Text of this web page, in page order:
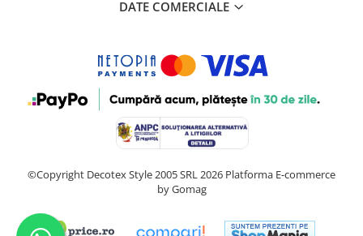
DATE COMERCIALE
©Copyright Decotex Style 2005 SRL 2026 Platforma E-commerce
by Gomag